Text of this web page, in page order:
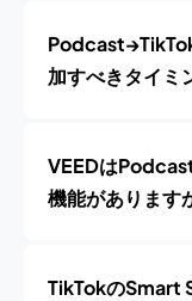
加すべきタイミ
VEEDは
機能があります
TikTokのSmart